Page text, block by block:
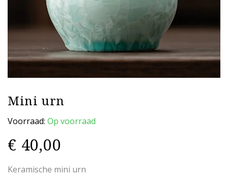
Mini urn
Voorraad: Op voorraad
€ 40,00
Keramische mini urn